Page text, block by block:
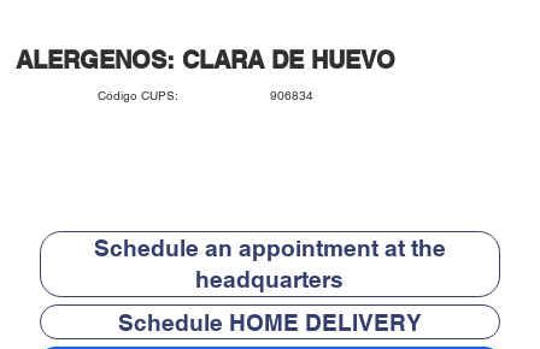
ALERGENOS: CLARA DE HUEVO
Código CUPS: 906834
Schedule an appointment at the
headquarters
Schedule HOME DELIVERY